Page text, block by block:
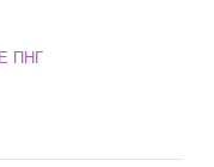
ПНГ